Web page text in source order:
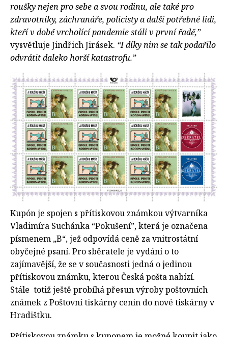
roušky nejen pro sebe a svou rodinu, ale také pro
zdravotníky, záchranáře, policisty a další potřebné lidi,
kteří v době vrcholící pandemie stáli v první řadě,”
vysvětluje Jindřich Jirásek. “I díky nim se tak podařilo
odvrátit daleko horší katastrofu.”
Kupón je spojen s přítiskovou známkou výtvarníka
Vladimíra Suchánka “Pokušení”, která je označena
písmenem „B“, jež odpovídá ceně za vnitrostátní
obyčejné psaní. Pro sběratele je vydání o to
zajímavější, že se v současnosti jedná o jedinou
přítiskovou známku, kterou Česká pošta nabízí.
Stále totiž ještě probíhá přesun výroby poštovních
známek z Poštovní tiskárny cenin do nové tiskárny v
Hradištku.